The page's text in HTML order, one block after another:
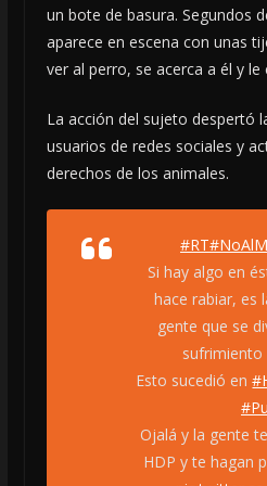
un bote de basura. Segundos
aparece en escena con unas
ver al perro, se acerca a él y le
La acción del sujeto despertó
usuarios de redes sociales y
derechos de los animales.
#RT
Si hay algo en
hace rabiar, es
gente que se
sufrimiento
Esto sucedió en
Ojalá y la gente
HDP y te hagan